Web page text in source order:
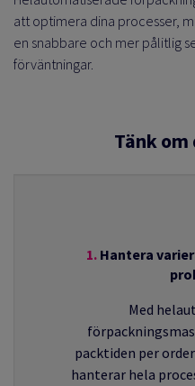
att optimera dina processer,
en snabbare och mer pålitlig
förväntningar.
Tänk
1. Hantera
Med
packtiden per
hanterar hela